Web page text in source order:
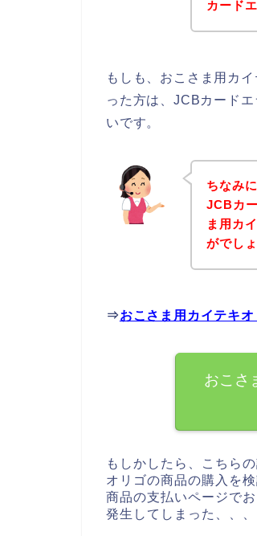
カード
もしも、おこさま用カ
った方は、JCBカード
いです。
ちなみ
JCBカ
ま用カ
がでし
⇒おこさま用カイテキ
おこさ
もしかしたら、こちら
オリゴの商品の購入を
商品の支払いページで
発生してしまった、、、